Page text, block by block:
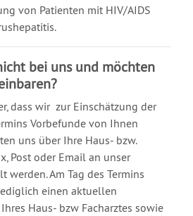
von Patienten mit HIV/AIDS
bei uns und möchten
dass wir zur Einschätzung der
Vorbefunde von Ihnen
uns über Ihre Haus- bzw.
Post oder Email an unser
werden. Am Tag des Termins
einen aktuellen
Haus- bzw Facharztes sowie